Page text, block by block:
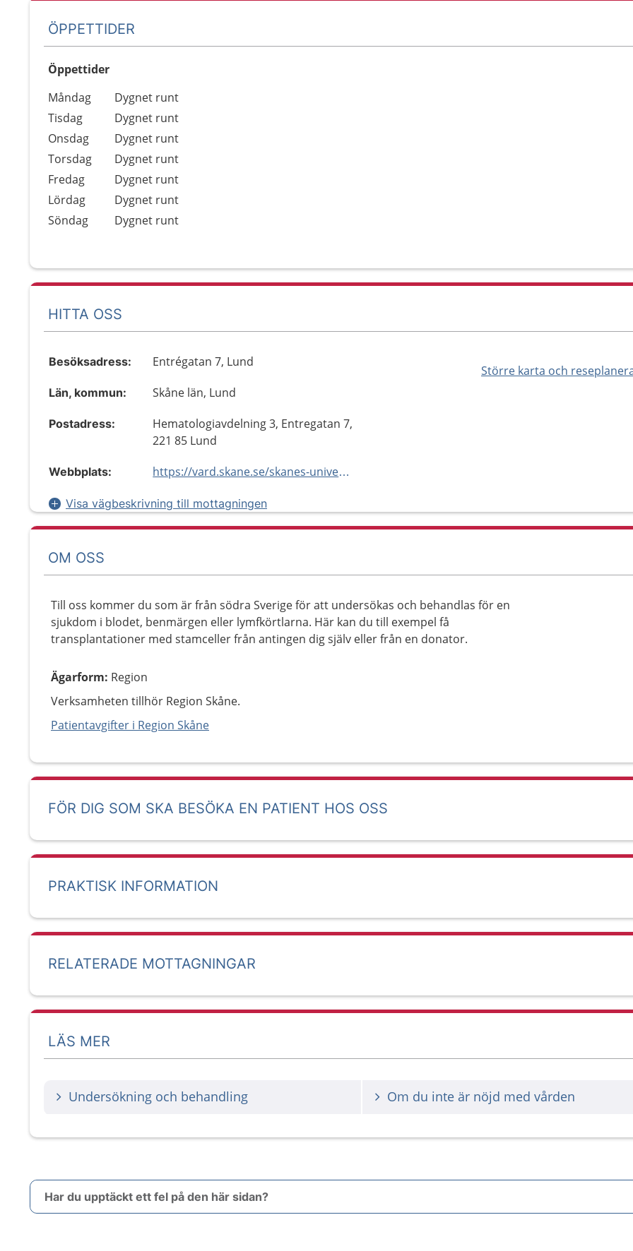
ÖPPETTIDER
Öppettider
Dag
Öppettider
Kommentarer
Måndag
Dygnet runt
Tisdag
Dygnet runt
Onsdag
Dygnet runt
Torsdag
Dygnet runt
Fredag
Dygnet runt
Lördag
Dygnet runt
Söndag
Dygnet runt
HITTA OSS
Större karta och
Besöksadress: Entrégatan 7, Lund
Län, kommun: Skåne län, Lund
Postadress:
Hematologiavdelning 3, Entregatan 7,
221 85 Lund
Webbplats: https://vard.skane.se/skanes-universitetssjukhus-sus/mottagningar-och-avdelningar/hematologiavdelning-3-lund/
Visa vägbeskrivning till mottagningen
OM OSS
Till oss kommer du som är från södra Sverige för att undersökas och behandlas för en
sjukdom i blodet, benmärgen eller lymfkörtlarna. Här kan du till exempel få
transplantationer med stamceller från antingen dig själv eller från en donator.
Ägarform: Region
Verksamheten tillhör Region Skåne.
Patientavgifter i Region Skåne
FÖR DIG SOM SKA BESÖKA EN PATIENT HOS OSS
PRAKTISK INFORMATION
RELATERADE MOTTAGNINGAR
LÄS MER
Undersökning och behandling Om du inte är nöjd med vården
Har du upptäckt ett fel på den här sidan?